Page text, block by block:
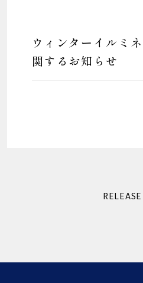
ウィンターイルミ
関するお知らせ